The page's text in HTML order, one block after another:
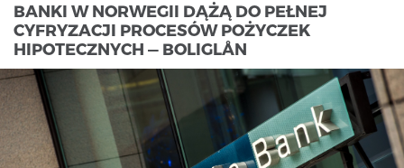
BANKI W NORWEGII DĄŻĄ DO PEŁNEJ
CYFRYZACJI PROCESÓW POŻYCZEK
HIPOTECZNYCH — BOLIGLÅN